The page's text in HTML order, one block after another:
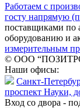
Работаем с
госту напрямую
поставщиками по
оборудованию и
измерительным
© ООО
Наши офисы:
Санкт-
проспект Науки,
Вход со двора -